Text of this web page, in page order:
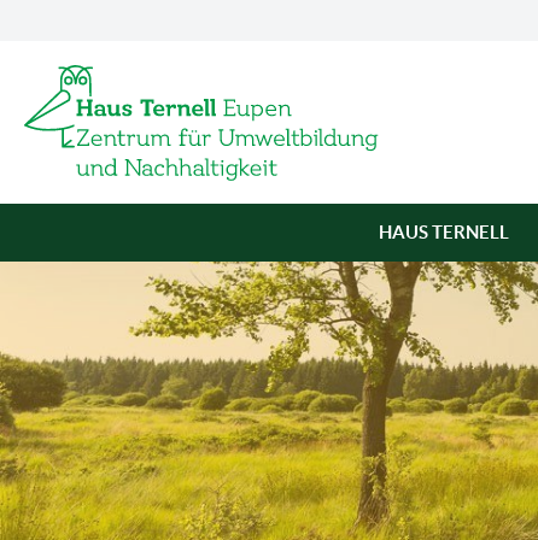
HAUS TERNELL